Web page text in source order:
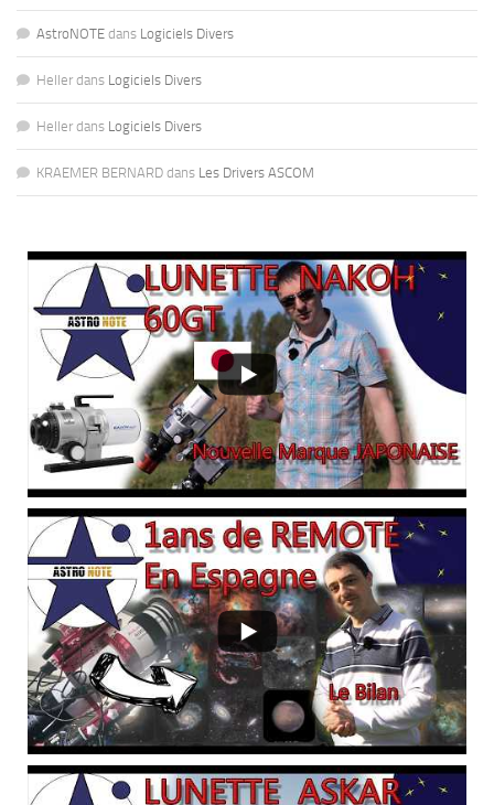
AstroNOTE dans Logiciels Divers
Heller dans Logiciels Divers
Heller dans Logiciels Divers
KRAEMER BERNARD dans Les Drivers ASCOM